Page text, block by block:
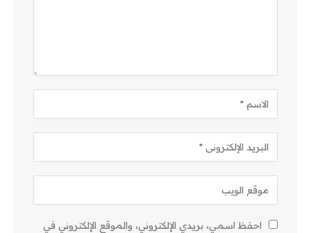
احفظ اسمي، بريدي الإلكتروني، والموقع الإلكتروني في